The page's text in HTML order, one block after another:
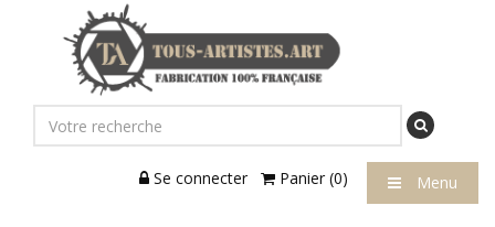
Se connecter Panier (0) Menu